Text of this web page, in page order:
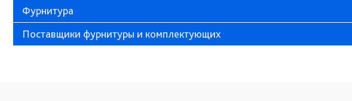
Фурнитура
Поставщики фурнитуры и комплектующих